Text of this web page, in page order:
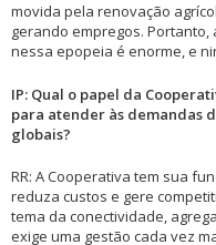
movida pela renovação
gerando empregos.
nessa epopeia é enorme, e
IP: Qual o papel da
para atender às demandas
globais?
RR: A Cooperativa tem sua
reduza custos e gere
tema da conectividade,
exige uma gestão cada vez